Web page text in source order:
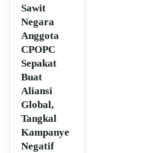
Sawit
Negara
Anggota
CPOPC
Sepakat
Buat
Aliansi
Global,
Tangkal
Kampanye
Negatif